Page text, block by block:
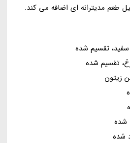
طعم مدیترانه ای اضافه می کند.